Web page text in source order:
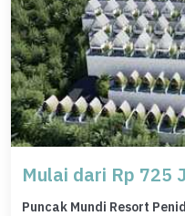
Mulai dari Rp 725
Puncak Mundi Resort